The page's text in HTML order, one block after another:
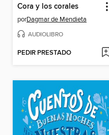
Cora y los corales
porDagmar de Mendieta
AUDIOLIBRO
PEDIR PRESTADO